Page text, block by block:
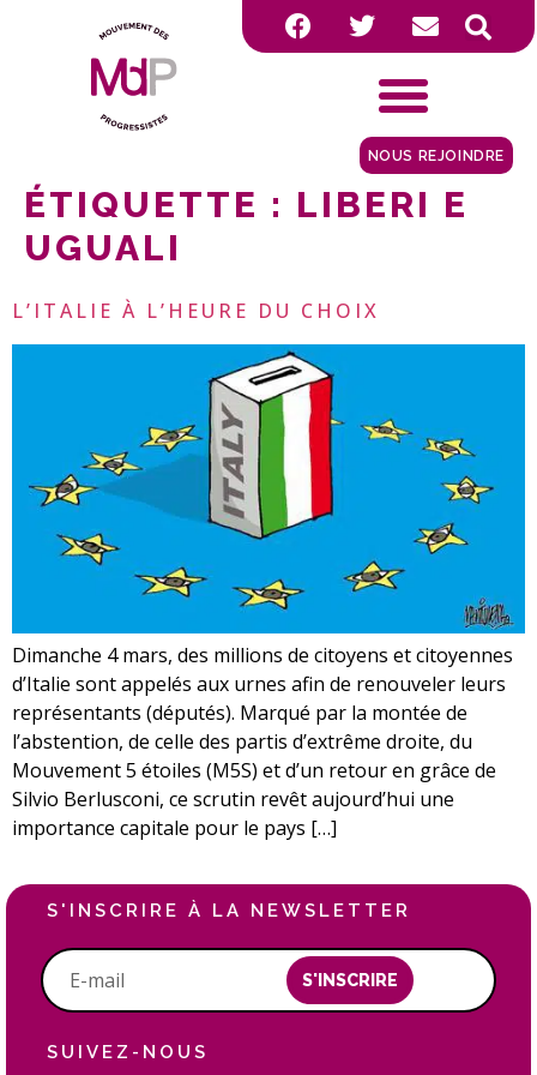
NOUS REJOINDRE
ÉTIQUETTE : LIBERI E
UGUALI
L’ITALIE À L’HEURE DU CHOIX
Dimanche 4 mars, des millions de citoyens et citoyennes
d’Italie sont appelés aux urnes afin de renouveler leurs
représentants (députés). Marqué par la montée de
l’abstention, de celle des partis d’extrême droite, du
Mouvement 5 étoiles (M5S) et d’un retour en grâce de
Silvio Berlusconi, ce scrutin revêt aujourd’hui une
importance capitale pour le pays […]
S'INSCRIRE À LA NEWSLETTER
S'INSCRIRE
SUIVEZ-NOUS